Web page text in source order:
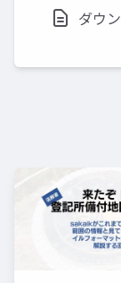
ダウ